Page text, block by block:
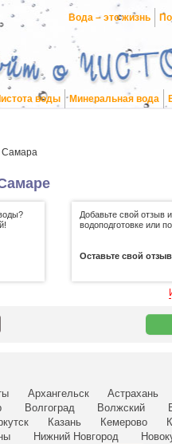
Вода – это жизнь
воды Минеральная вода
Самара
Добавьте свой отзыв
водоподготовке или
Оставьте свой
Архангельск Астрахань
Волгоград Волжский
Казань Кемерово
Нижний Новгород